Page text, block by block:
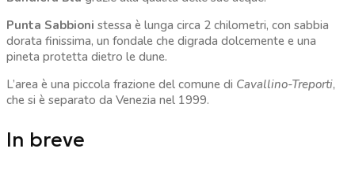
Punta Sabbioni stessa è lunga circa 2 chilometri, con sabbia
dorata finissima, un fondale che digrada dolcemente e una
pineta protetta dietro le dune.
L’area è una piccola frazione del comune di Cavallino-Treporti,
che si è separato da Venezia nel 1999.
In breve